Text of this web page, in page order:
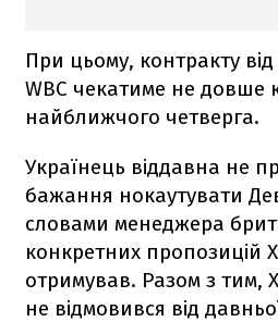
При цьому, контракту
WBC чекатиме не довше
найближчого четверга.
Українець віддавна не
бажання нокаутувати
словами менеджера
конкретних пропозицій
отримував. Разом з тим,
не відмовився від